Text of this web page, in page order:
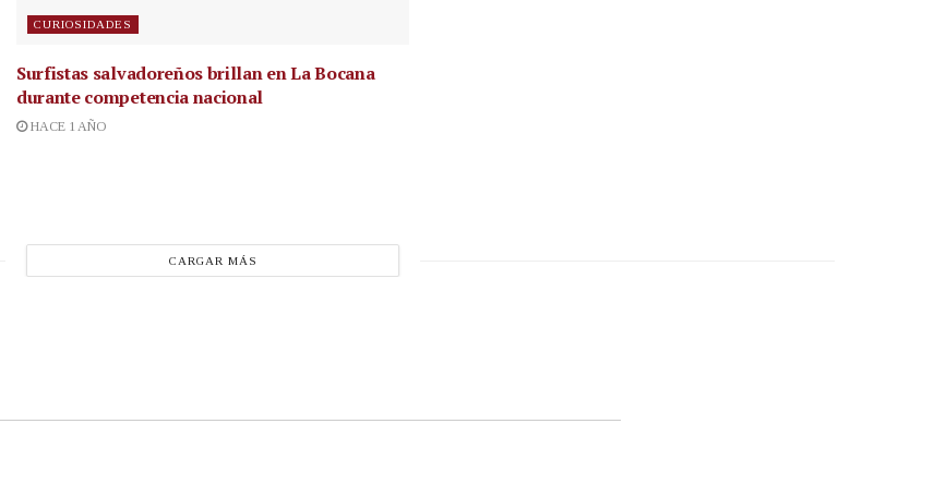
CURIOSIDADES
Surfistas salvadoreños brillan en La Bocana
durante competencia nacional
HACE 1 AÑO
CARGAR MÁS